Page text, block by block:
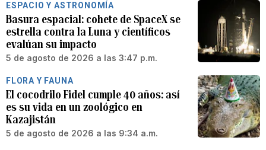
ESPACIO Y ASTRONOMÍA
Basura espacial: cohete de SpaceX se
estrella contra la Luna y científicos
evalúan su impacto
5 de agosto de 2026 a las 3:47 p.m.
FLORA Y FAUNA
El cocodrilo Fidel cumple 40 años: así
es su vida en un zoológico en
Kazajistán
5 de agosto de 2026 a las 9:34 a.m.